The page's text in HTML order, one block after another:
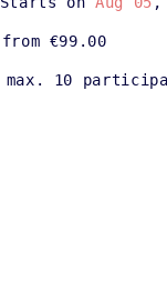
from €99.00
max. 10